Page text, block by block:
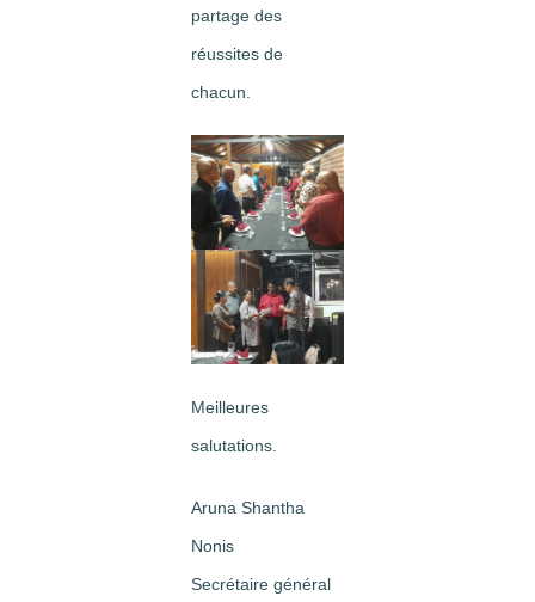
partage des
réussites de
chacun.
Meilleures
salutations.
Aruna Shantha
Nonis
Secrétaire général